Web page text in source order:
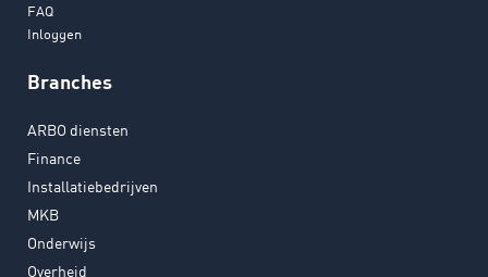
FAQ
Inloggen
Branches
ARBO diensten
Finance
Installatiebedrijven
MKB
Onderwijs
Overheid